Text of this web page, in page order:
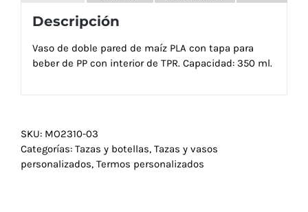
Descripción
Vaso de doble pared de maíz PLA con tapa para
beber de PP con interior de TPR. Capacidad: 350 ml.
SKU: MO2310-03
Categorías: Tazas y botellas, Tazas y vasos
personalizados, Termos personalizados